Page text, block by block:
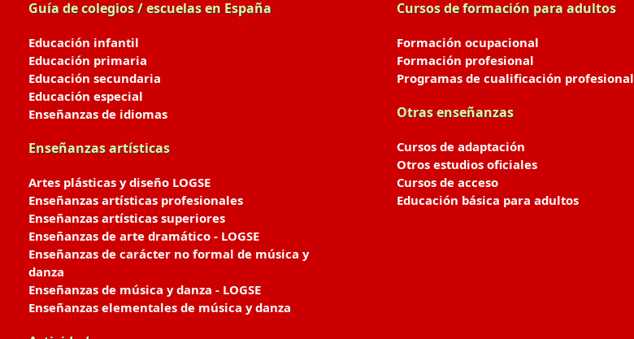
Guía de colegios / escuelas en España
Educación infantil
Educación primaria
Educación secundaria
Educación especial
Enseñanzas de idiomas
Enseñanzas artísticas
Artes plásticas y diseño LOGSE
Enseñanzas artísticas profesionales
Enseñanzas artísticas superiores
Enseñanzas de arte dramático - LOGSE
Enseñanzas de carácter no formal de música y
danza
Enseñanzas de música y danza - LOGSE
Enseñanzas elementales de música y danza
Cursos de formación para adultos
Formación ocupacional
Formación profesional
Programas de cualificación profesional
Otras enseñanzas
Cursos de adaptación
Otros estudios oficiales
Cursos de acceso
Educación básica para adultos